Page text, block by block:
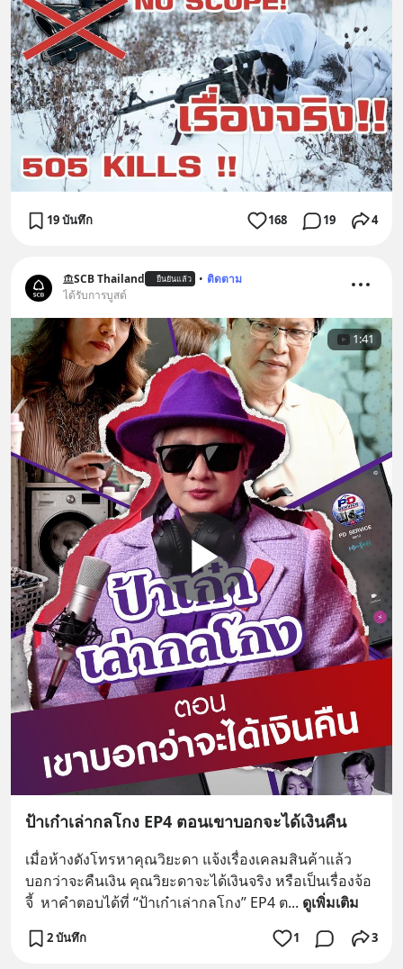
19 บันทึก 168 19 4
SCB Thailand ยืนยันแล้ว • ติดตาม
ได้รับการบูสต์
1:41
ป้าเก๋าเล่ากลโกง EP4 ตอนเขาบอกจะได้เงินคืน
เมื่อห้างดังโทรหาคุณวิยะดา แจ้งเรื่องเคลมสินค้าแล้ว
บอกว่าจะคืนเงิน คุณวิยะดาจะได้เงินจริง หรือเป็นเรื่องจ้อ
จี้  หาคำตอบได้ที่ “ป้าเก๋าเล่ากลโกง” EP4 ต... ดูเพิ่มเติม
2 บันทึก 1 3